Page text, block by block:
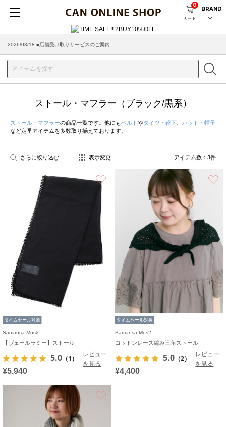
カート
0
BRAND
2026/03/18 ■店舗受け取りサービスのご案内
ストール・マフラー（ブラック/黒系）
ストール・マフラーの商品一覧です。他にもベルト やタイツ・靴下
ハット・帽子
など定番アイテムを多数取り揃えております。
さらに絞り込む 表示変更 アイテム数： 3件
タイムセール対象
Samansa Mos2
【ヴェールラミー】ストール
5.0 （1）
レビュー
を見る
¥5,940
タイムセール対象
Samansa Mos2
コットンレース編み三角ストール
5.0 （2）
レビュー
を見る
¥4,400